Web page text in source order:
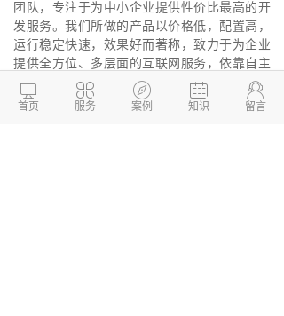
团队，专注于为中小企业提供性价比最高的开
发服务。我们所做的产品以价格低，配置高，
运行稳定快速，效果好而著称，致力于为企业
提供全方位、多层面的互联网服务，依靠自主
研发的应用软件系统，基于云计算，重点面向
中国广大企业客户，专业提供企业互联网基础

首页

服务

案例

知识

留言